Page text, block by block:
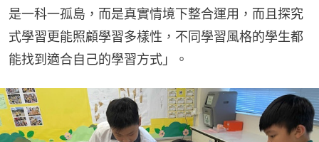
是一科一孤島，而是真實情境下整合運用，而且探究
式學習更能照顧學習多樣性，不同學習風格的學生都
能找到適合自己的學習方式」。